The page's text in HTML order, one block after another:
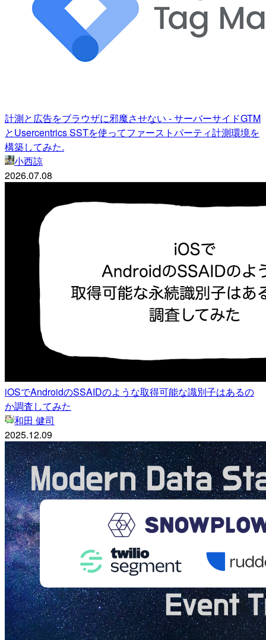
計測と広告をブラウザに邪魔させない - サーバーサイドGTM
とUsercentrics SSTを使ってファーストパーティ計測環境を
構築してみた.
小西諒
2026.07.08
iOSでAndroidのSSAIDのような取得可能な識別子はあるの
か調査してみた
和田 健司
2025.12.09